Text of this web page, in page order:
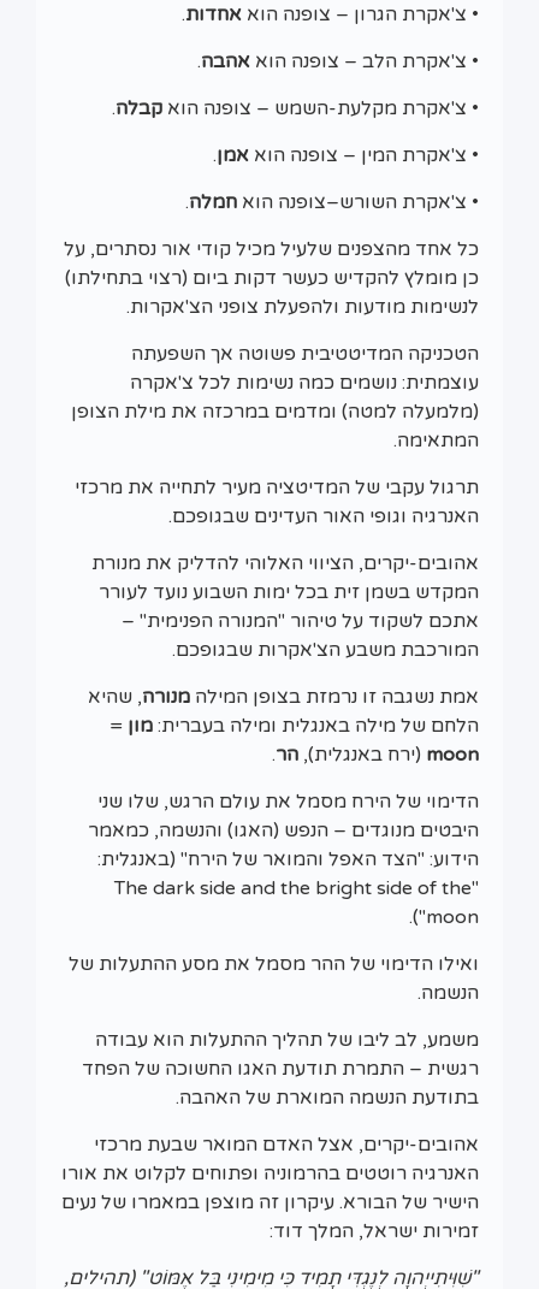
• צ'אקרת הגרון – צופנה הוא אחדות.
• צ'אקרת הלב – צופנה הוא אהבה.
• צ'אקרת מקלעת-השמש – צופנה הוא קבלה.
• צ'אקרת המין – צופנה הוא אמן.
• צ'אקרת השורש–צופנה הוא חמלה.
כל אחד מהצפנים שלעיל מכיל קודי אור נסתרים, על
כן מומלץ להקדיש כעשר דקות ביום (רצוי בתחילתו)
לנשימות מודעות ולהפעלת צופני הצ'אקרות.
הטכניקה המדיטטיבית פשוטה אך השפעתה
עוצמתית: נושמים כמה נשימות לכל צ'אקרה
(מלמעלה למטה) ומדמים במרכזה את מילת הצופן
המתאימה.
תרגול עקבי של המדיטציה מעיר לתחייה את מרכזי
האנרגיה וגופי האור העדינים שבגופכם.
אהובים-יקרים, הציווי האלוהי להדליק את מנורת
המקדש בשמן זית בכל ימות השבוע נועד לעורר
אתכם לשקוד על טיהור "המנורה הפנימית" –
המורכבת משבע הצ'אקרות שבגופכם.
אמת נשגבה זו נרמזת בצופן המילה מנורה, שהיא
הלחם של מילה באנגלית ומילה בעברית: מון =
moon (ירח באנגלית), הר.
הדימוי של הירח מסמל את עולם הרגש, שלו שני
היבטים מנוגדים – הנפש (האגו) והנשמה, כמאמר
הידוע: "הצד האפל והמואר של הירח" (באנגלית:
"The dark side and the bright side of the
moon").
ואילו הדימוי של ההר מסמל את מסע ההתעלות של
הנשמה.
משמע, לב ליבו של תהליך ההתעלות הוא עבודה
רגשית – התמרת תודעת האגו החשוכה של הפחד
בתודעת הנשמה המוארת של האהבה.
אהובים-יקרים, אצל האדם המואר שבעת מרכזי
האנרגיה רוטטים בהרמוניה ופתוחים לקלוט את אורו
הישיר של הבורא. עיקרון זה מוצפן במאמרו של נעים
זמירות ישראל, המלך דוד:
"שִׁוִּיתִייְהוָה לְנֶגְדִּי תָמִיד כִּי מִימִינִי בַּל אֶמּוֹט" (תהילים,